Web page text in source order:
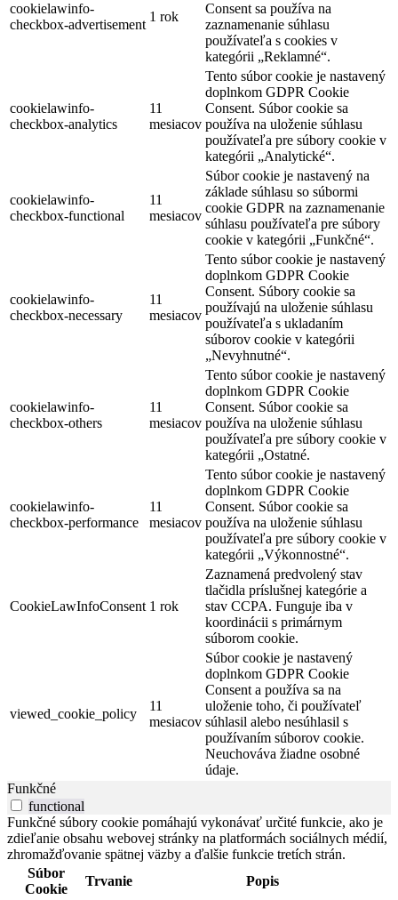
cookielawinfo-
checkbox-advertisement
1 rok
Consent sa používa na
zaznamenanie súhlasu
používateľa s cookies v
kategórii „Reklamné“.
cookielawinfo-
checkbox-analytics
11
mesiacov
Tento súbor cookie je nastavený
doplnkom GDPR Cookie
Consent. Súbor cookie sa
používa na uloženie súhlasu
používateľa pre súbory cookie v
kategórii „Analytické“.
cookielawinfo-
checkbox-functional
11
mesiacov
Súbor cookie je nastavený na
základe súhlasu so súbormi
cookie GDPR na zaznamenanie
súhlasu používateľa pre súbory
cookie v kategórii „Funkčné“.
cookielawinfo-
checkbox-necessary
11
mesiacov
Tento súbor cookie je nastavený
doplnkom GDPR Cookie
Consent. Súbory cookie sa
používajú na uloženie súhlasu
používateľa s ukladaním
súborov cookie v kategórii
„Nevyhnutné“.
cookielawinfo-
checkbox-others
11
mesiacov
Tento súbor cookie je nastavený
doplnkom GDPR Cookie
Consent. Súbor cookie sa
používa na uloženie súhlasu
používateľa pre súbory cookie v
kategórii „Ostatné.
cookielawinfo-
checkbox-performance
11
mesiacov
Tento súbor cookie je nastavený
doplnkom GDPR Cookie
Consent. Súbor cookie sa
používa na uloženie súhlasu
používateľa pre súbory cookie v
kategórii „Výkonnostné“.
CookieLawInfoConsent 1 rok
Zaznamená predvolený stav
tlačidla príslušnej kategórie a
stav CCPA. Funguje iba v
koordinácii s primárnym
súborom cookie.
viewed_cookie_policy
11
mesiacov
Súbor cookie je nastavený
doplnkom GDPR Cookie
Consent a používa sa na
uloženie toho, či používateľ
súhlasil alebo nesúhlasil s
používaním súborov cookie.
Neuchováva žiadne osobné
údaje.
Funkčné
functional
Funkčné súbory cookie pomáhajú vykonávať určité funkcie, ako je
zdieľanie obsahu webovej stránky na platformách sociálnych médií,
zhromažďovanie spätnej väzby a ďalšie funkcie tretích strán.
Súbor
Cookie
Trvanie Popis